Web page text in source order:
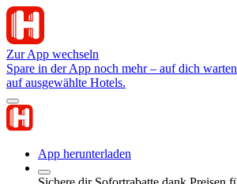
Zur App wechseln
Spare in der App noch mehr – auf dich
auf ausgewählte Hotels.
App herunterladen